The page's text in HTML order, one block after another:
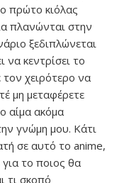
πρώτο κιόλας
πλανώνται στην
ξεδιπλώνεται
κεντρίσει το
χειρότερο να
μη μεταφέρετε
αίμα ακόμα
γνώμη μου. Κάτι
σε αυτό το anime,
για το ποιος θα
τι σκοπό